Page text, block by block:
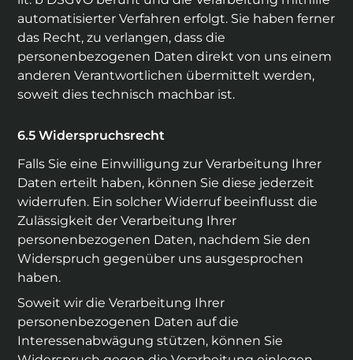
automatisierter Verfahren erfolgt. Sie haben ferner
das Recht, zu verlangen, dass die
personenbezogenen Daten direkt von uns einem
anderen Verantwortlichen übermittelt werden,
soweit dies technisch machbar ist.
Widerspruchsrecht
Falls Sie eine Einwilligung zur Verarbeitung Ihrer
Daten erteilt haben, können Sie diese jederzeit
widerrufen. Ein solcher Widerruf beeinflusst die
Zulässigkeit der Verarbeitung Ihrer
personenbezogenen Daten, nachdem Sie den
Widerspruch gegenüber uns ausgesprochen
haben.
Soweit wir die Verarbeitung Ihrer
personenbezogenen Daten auf die
Interessenabwägung stützen, können Sie